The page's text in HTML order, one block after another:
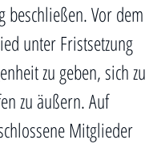
beschließen. Vor dem
unter Fristsetzung
zu geben, sich zu
zu äußern. Auf
Mitglieder